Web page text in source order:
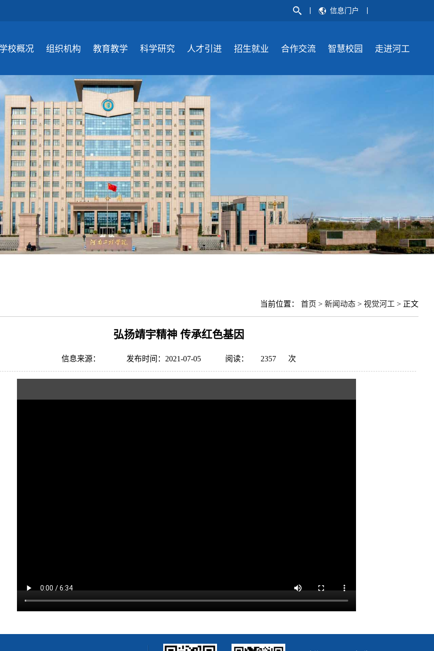
信息门户
校概况 组织机构 教育教学 科学研究 人才引进 招生就业 合作交流 智慧校园 走进河工
当前位置： 首页 > 新闻动态 > 视觉河工 > 正文
弘扬靖宇精神 传承红色基因
信息来源： 发布时间：2021-07-05 阅读： 2357 次